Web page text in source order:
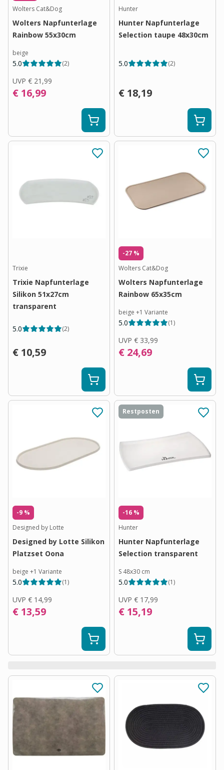
Wolters Cat&Dog
Wolters Napfunterlage
Rainbow 55x30cm
beige
5.0 (2)
UVP € 21,99
€ 16,99
Hunter
Hunter Napfunterlage
Selection taupe 48x30cm
5.0 (2)
€ 18,19
Trixie
Trixie Napfunterlage
Silikon 51x27cm
transparent
5.0 (2)
€ 10,59
-27 %
Wolters Cat&Dog
Wolters Napfunterlage
Rainbow 65x35cm
beige +1 Variante
5.0 (1)
UVP € 33,99
€ 24,69
-9 %
Designed by Lotte
Designed by Lotte Silikon
Platzset Oona
beige +1 Variante
5.0 (1)
UVP € 14,99
€ 13,59
Restposten
-16 %
Hunter
Hunter Napfunterlage
Selection transparent
S 48x30 cm
5.0 (1)
UVP € 17,99
€ 15,19